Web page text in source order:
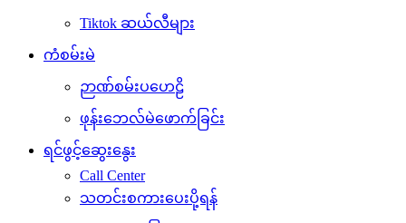
Tiktok ဆယ်လီများ
ကံစမ်းမဲ
ဉာဏ်စမ်းပဟေဠိ
ဖုန်းဘေလ်မဲဖောက်ခြင်း
ရင်ဖွင့်ဆွေးနွေး
Call Center
သတင်းစကားပေးပို့ရန်